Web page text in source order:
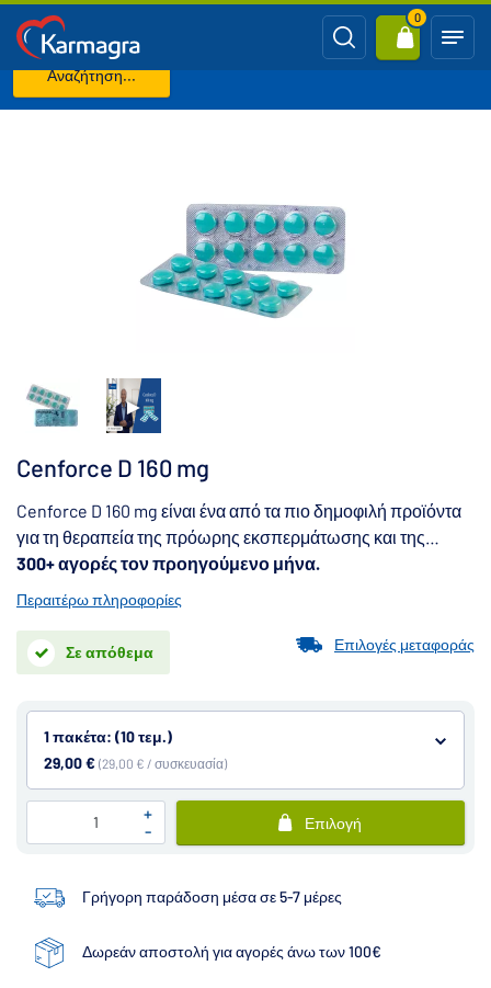
Αναζήτηση...
0
Κύρια σελίδα ΠΡΟΩΡΗ ΕΚΣΠΕΡΜΑΤΙΣΗ
Cenforce D 160 mg
Cenforce D 160 mg είναι ένα από τα πιο δημοφιλή προϊόντα
για τη θεραπεία της πρόωρης εκσπερμάτωσης και της
δυσλειτουργίας στύσης. Το κύριο πλεονέκτημα είναι ο
συνδυασμός δύο δραστικών συστατικών σε ένα δισκίο. Όλα
όσα χρειάζεστε για μια σταθερή, σφιχτή και διαρκή στύση.
300+ αγορές τον προηγούμενο μήνα.
Περαιτέρω πληροφορίες
Σε απόθεμα Επιλογές μεταφοράς
1 πακέτα: (10 τεμ.)
29,00 € (29,00 € / συσκευασία)
+
-
Επιλογή
Γρήγορη παράδοση μέσα σε 5-7 μέρες
Δωρεάν αποστολή για αγορές άνω των 100€